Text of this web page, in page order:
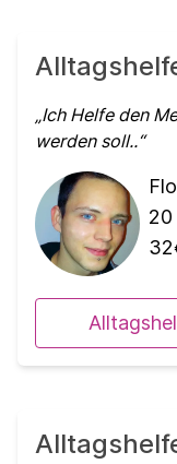
Ich Helfe den
werden soll..
20
32